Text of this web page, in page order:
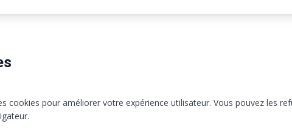
cookies pour améliorer votre expérience utilisateur. Vous pouvez les